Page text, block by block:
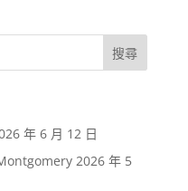
年 6 月 12 日
2026 年 5